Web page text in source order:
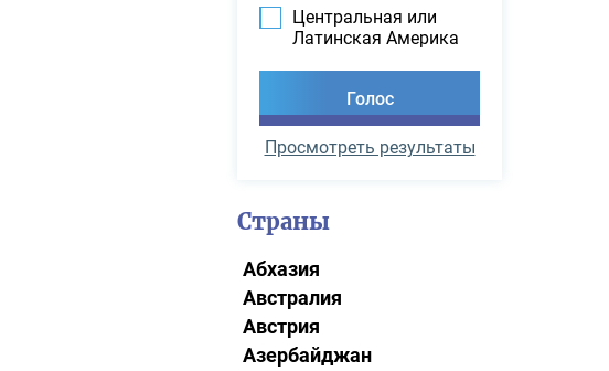
Центральная или
Латинская Америка
Просмотреть результаты
Страны
Абхазия
Австралия
Австрия
Азербайджан